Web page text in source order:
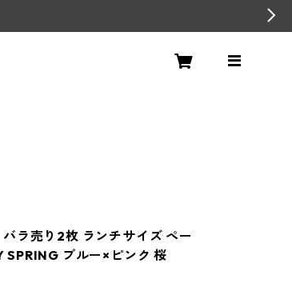
ラ売り2枚 ランチサイズ ペー
SPRING ブルー×ピンク 桜